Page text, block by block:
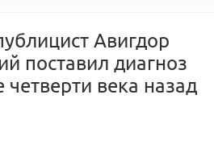
Авигдор
поставил диагноз
века назад